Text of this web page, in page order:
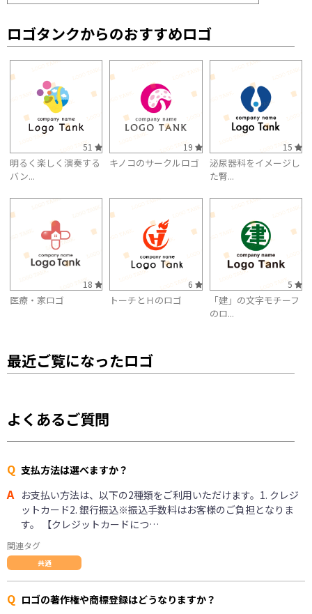
ロゴタンクからのおすすめロゴ
51
明るく楽しく演奏する
バン...
19
キノコのサークルロゴ
15
泌尿器科をイメージし
た腎...
18
医療・家ロゴ
6
トーチとＨのロゴ
5
「建」の文字モチーフ
のロ...
最近ご覧になったロゴ
よくあるご質問
Q 支払方法は選べますか？
A お支払い方法は、以下の2種類をご利用いただけます。1. クレジ
ットカード2. 銀行振込※振込手数料はお客様のご負担となりま
す。 【クレジットカードにつ…
関連タグ
共通
Q ロゴの著作権や商標登録はどうなりますか？